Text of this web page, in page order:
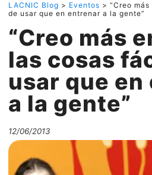
LACNIC Blog > Eventos > “Creo
de usar que en entrenar a la gente”
“Creo más
las cosas
usar que
a la gente”
12/06/2013